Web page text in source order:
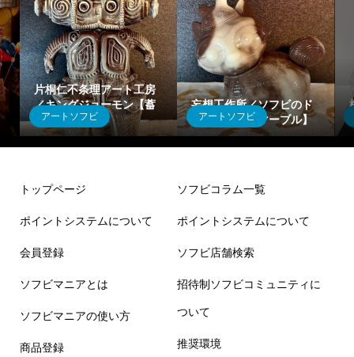
アートソフビ
片桐仁不条理アート工房
／キングジョーモン【蓄
光マーブル】
アートソフビ
妄想工作所／ソフビのド
ッグゥ【蓄光マーブル】
トップページ
ポイントシステムについて
会員登録
ソフビマニアとは
ソフビマニアの使い方
商品登録
ソフビコラム一覧
ポイントシステムについて
ソフビ店舗検索
招待制ソフビコミュニティに
ついて
推奨環境